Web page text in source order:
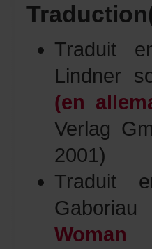
2001)
Woman